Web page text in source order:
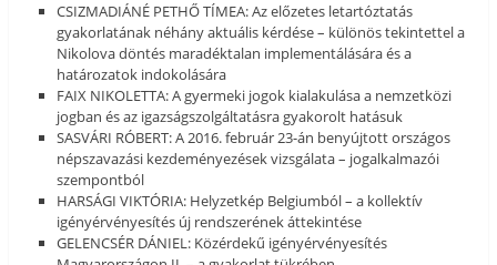
CSIZMADIÁNÉ PETHŐ TÍMEA: Az előzetes letartóztatás
gyakorlatának néhány aktuális kérdése – különös tekintettel a
Nikolova döntés maradéktalan implementálására és a
határozatok indokolására
FAIX NIKOLETTA: A gyermeki jogok kialakulása a nemzetközi
jogban és az igazságszolgáltatásra gyakorolt hatásuk
SASVÁRI RÓBERT: A 2016. február 23-án benyújtott országos
népszavazási kezdeményezések vizsgálata – jogalkalmazói
szempontból
HARSÁGI VIKTÓRIA: Helyzetkép Belgiumból – a kollektív
igényérvényesítés új rendszerének áttekintése
GELENCSÉR DÁNIEL: Közérdekű igényérvényesítés